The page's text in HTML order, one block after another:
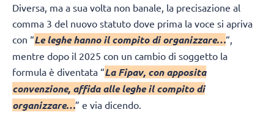
Diversa, ma a sua volta non banale, la precisazione al
comma 3 del nuovo statuto dove prima la voce si apriva
con “Le leghe hanno il compito di organizzare…“,
mentre dopo il 2025 con un cambio di soggetto la
formula è diventata “La Fipav, con apposita
convenzione, affida alle leghe il compito di
organizzare…” e via dicendo.